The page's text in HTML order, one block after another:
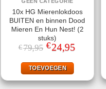
10x HG Mierenlokdoos
BUITEN en binnen Dood
Mieren En Hun Nest! (2
stuks)
€79,95 Oorspronkelijke
prijs
€79,95.
€24,95
TOEVOEGEN